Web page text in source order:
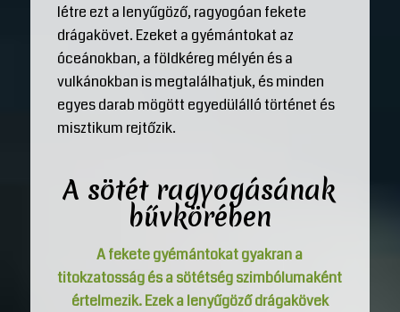
létre ezt a lenyűgöző, ragyogóan fekete
drágakövet. Ezeket a gyémántokat az
óceánokban, a földkéreg mélyén és a
vulkánokban is megtalálhatjuk, és minden
egyes darab mögött egyedülálló történet és
misztikum rejtőzik.
A sötét ragyogásának
bűvkörében
A fekete gyémántokat gyakran a
titokzatosság és a sötétség szimbólumaként
értelmezik. Ezek a lenyűgöző drágakövek